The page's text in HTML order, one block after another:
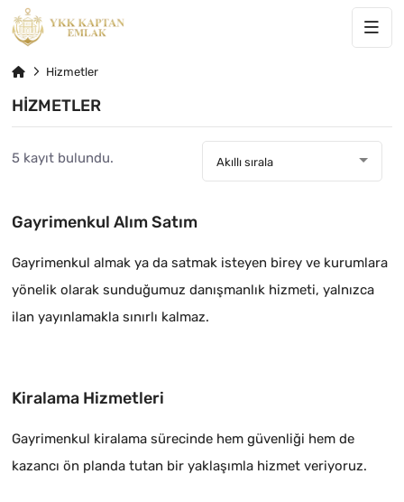
Hizmetler
HIZMETLER
5 kayıt bulundu. Akıllı sırala
Gayrimenkul Alım Satım
Gayrimenkul almak ya da satmak isteyen birey ve kurumlara
yönelik olarak sunduğumuz danışmanlık hizmeti, yalnızca
ilan yayınlamakla sınırlı kalmaz.
Kiralama Hizmetleri
Gayrimenkul kiralama sürecinde hem güvenliği hem de
kazancı ön planda tutan bir yaklaşımla hizmet veriyoruz.